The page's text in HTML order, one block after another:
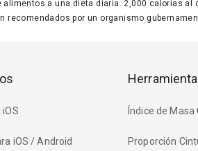
a una dieta diaria. 2,000 calorías
por un organismo
iOS / Android
Índice de Masa
Proporción